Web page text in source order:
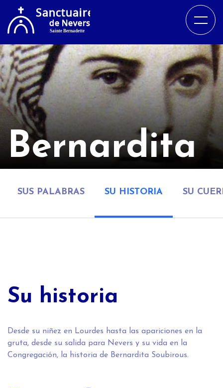
Bernardita
SUS PALABRAS SU HISTORIA SU
Su historia
Desde su niñez en Lourdes hasta las apariciones en la
gruta, desde su salida para Nevers y su vida en la
Congregación, la historia de Bernardita Soubirous.